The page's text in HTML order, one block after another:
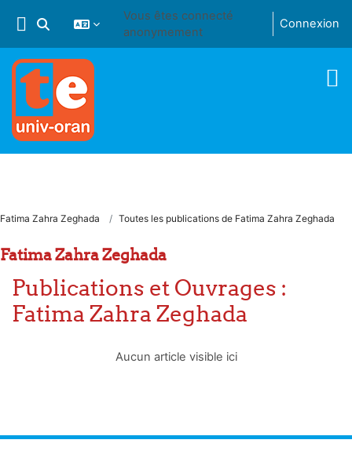
Activer/désactiver la saisie de recherche
Vous êtes connecté
anonymement
Connexion
Fatima Zahra Zeghada Toutes les publications de Fatima Zahra Zeghada
Fatima Zahra Zeghada
Publications et Ouvrages :
Fatima Zahra Zeghada
Aucun article visible ici